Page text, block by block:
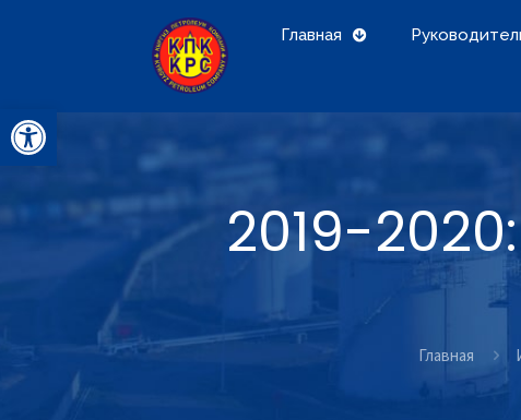
Открыть панель инструментов
Главная
2019-
Главная